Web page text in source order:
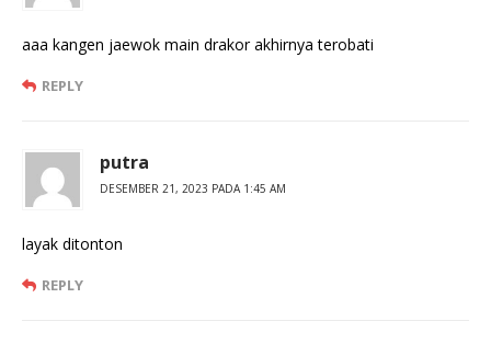
aaa kangen jaewok main drakor akhirnya terobati
REPLY
putra
DESEMBER 21, 2023 PADA 1:45 AM
layak ditonton
REPLY